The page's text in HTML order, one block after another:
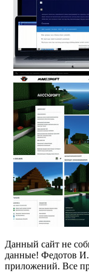
Данный сайт не
данные! Федотов
приложений. Все